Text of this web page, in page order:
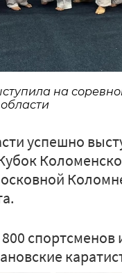
на
успешно
спортсменов